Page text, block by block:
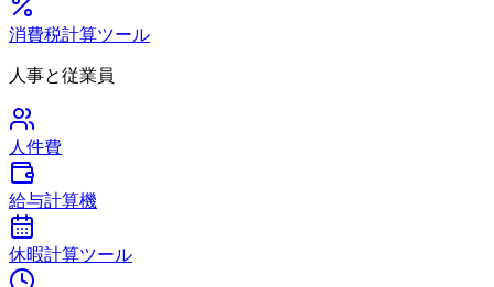
消費税計算ツール
人事と従業員
人件費
給与計算機
休暇計算ツール